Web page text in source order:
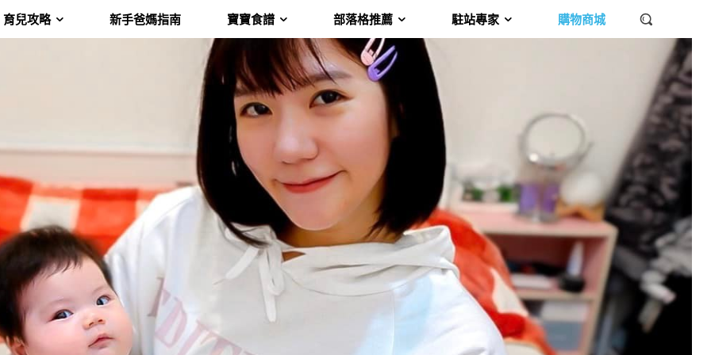
育兒攻略 新手爸媽指南 寶寶食譜 部落格推薦 駐站專家 購物商城